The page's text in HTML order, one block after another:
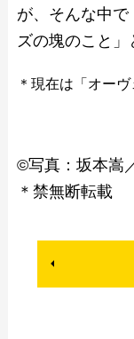
が、そんな中
ズの塊のこと」
＊現在は「オー
©写真：坂本嵩
＊禁無断転載